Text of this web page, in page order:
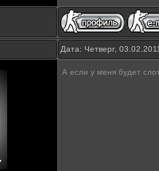
Дата: Четверг,
А если у меня будет